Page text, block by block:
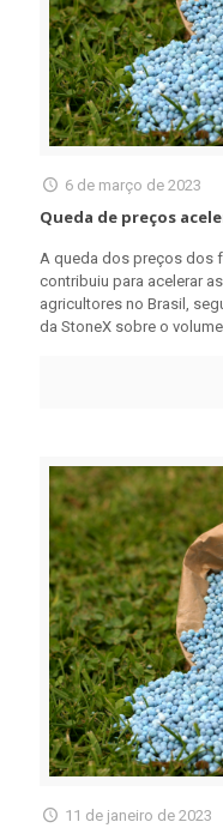
6 de março de 2023
Queda de preços
A queda dos preços dos
contribuiu para acelerar
agricultores no Brasil,
da StoneX sobre o
11 de janeiro de 2023